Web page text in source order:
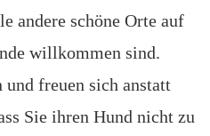
andere schöne Orte auf
willkommen sind.
freuen sich anstatt
Sie ihren Hund nicht zu